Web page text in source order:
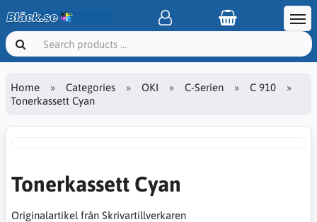
Home Categories OKI C-Serien
C 910
Tonerkassett Cyan
Tonerkassett Cyan
Originalartikel från Skrivartillverkaren